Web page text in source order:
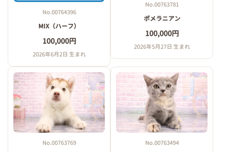
No.00764396
MIX（ハーフ）
100,000円
2026年6月2日 生まれ
No.00763781
ポメラニアン
100,000円
2026年5月27日 生まれ
No.00763769 No.00763494